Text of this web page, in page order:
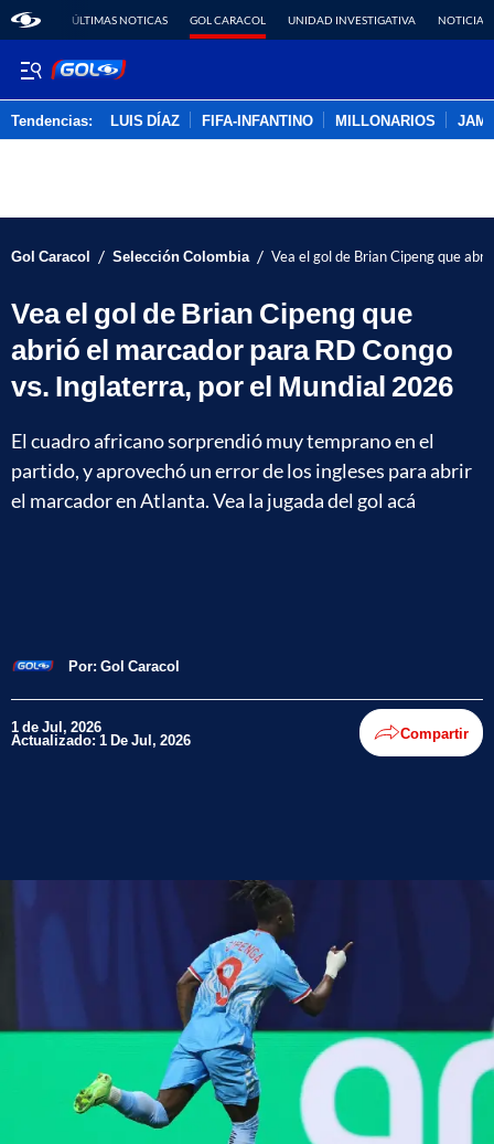
ÚLTIMAS NOTICAS GOL CARACOL UNIDAD INVESTIGATIVA NOTICIAS
Tendencias: LUIS DÍAZ FIFA-INFANTINO MILLONARIOS
Gol Caracol / Selección Colombia / Vea el gol de Brian Cipeng que
Vea el gol de Brian Cipeng que
abrió el marcador para RD Congo
vs. Inglaterra, por el Mundial 2026
El cuadro africano sorprendió muy temprano en el
partido, y aprovechó un error de los ingleses para abrir
el marcador en Atlanta. Vea la jugada del gol acá
Por: Gol Caracol
1 de Jul, 2026
Actualizado: 1 De Jul, 2026 Compartir